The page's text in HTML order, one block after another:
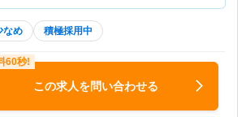
なめ 積極採用中
この求人を問い合わせる